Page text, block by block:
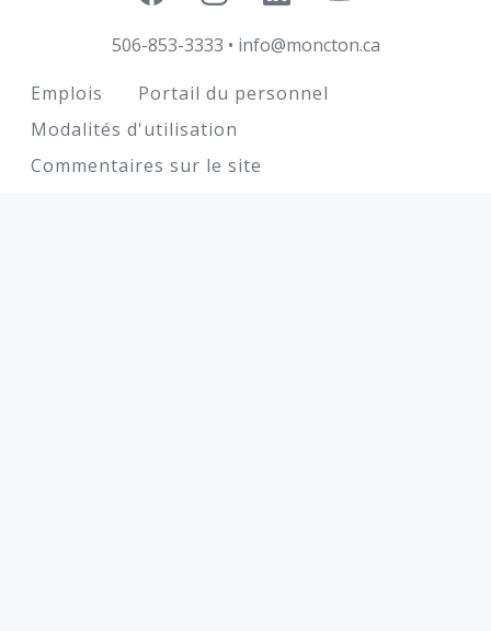
506-853-3333 • info@moncton.ca
Footer
Emplois
Portail du personnel
Modalités d'utilisation
Commentaires sur le site